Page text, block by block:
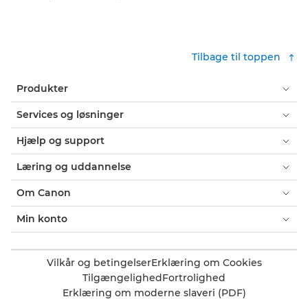
Tilbage til toppen
Produkter
Services og løsninger
Hjælp og support
Læring og uddannelse
Om Canon
Min konto
Vilkår og betingelserErklæring om Cookies
TilgængelighedFortrolighed
Erklæring om moderne slaveri (PDF)